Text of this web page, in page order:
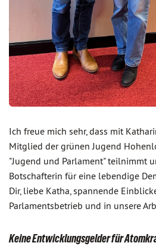
Ich freue mich sehr, dass mit
Mitglied der grünen Jugend
"Jugend und Parlament" teilnimmt
Botschafterin für eine lebendige
Dir, liebe Katha, spannende
Parlamentsbetrieb und in unsere
Keine Entwicklungsgelder für